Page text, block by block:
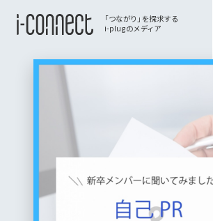
「つながり」を探求する
i-plugのメディア